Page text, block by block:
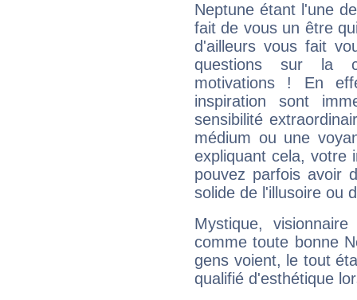
Neptune étant l'une
fait de vous un être
d'ailleurs vous fait
questions sur la
motivations ! En
inspiration sont
sensibilité
médium ou une
expliquant cela, votre
pouvez parfois avoir
solide de l'illusoire ou
Mystique,
comme toute bonne
gens voient, le tout
qualifié d'esthétique